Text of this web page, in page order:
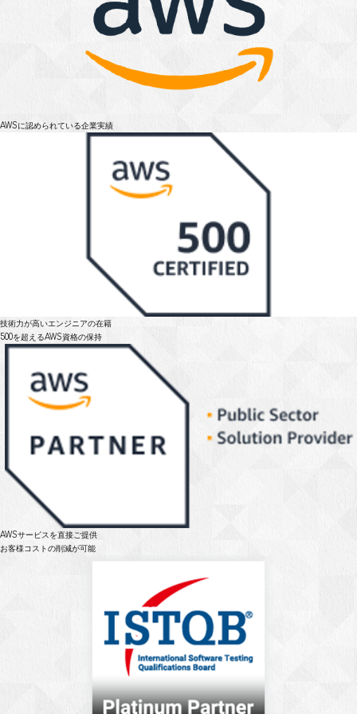
AWSに認められている企業実績
技術力が高いエンジニアの在籍
500を超えるAWS資格の保持
AWSサービスを直接ご提供
お客様コストの削減が可能